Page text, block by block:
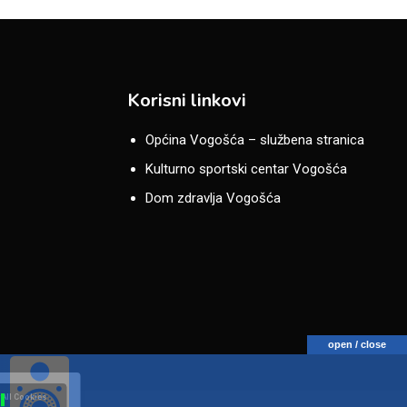
Korisni linkovi
Općina Vogošća – službena stranica
Kulturno sportski centar Vogošća
Dom zdravlja Vogošća
All Cookies
open / close